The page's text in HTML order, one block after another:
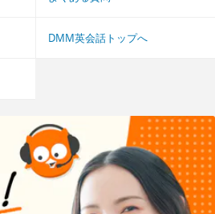
DMM英会話トップへ